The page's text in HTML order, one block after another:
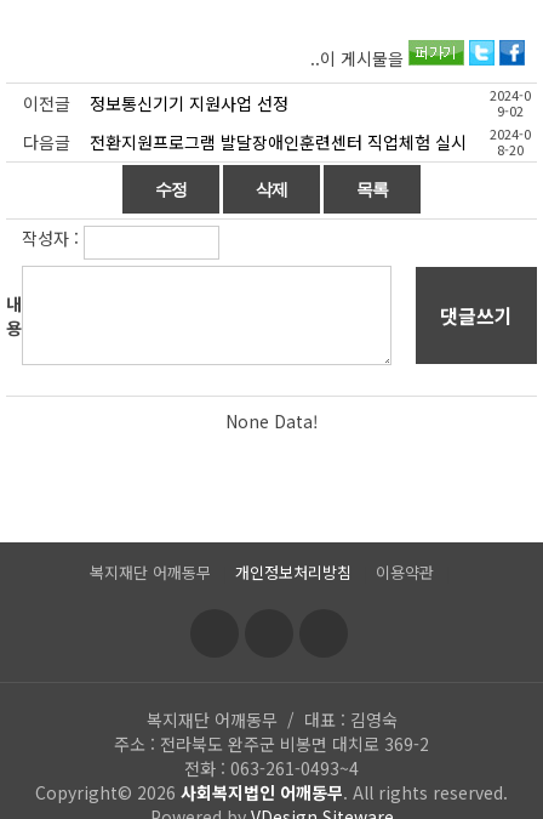
..이 게시물을
이전글
정보통신기기 지원사업 선정
2024-0
9-02
다음글 전환지원프로그램 발달장애인훈련센터 직업체험 실시
2024-0
8-20
작성자 :
내
용
댓글쓰기
None Data!
복지재단 어깨동무 개인정보처리방침 이용약관
복지재단 어깨동무 / 대표 : 김영숙
주소 : 전라북도 완주군 비봉면 대치로 369-2
전화 : 063-261-0493~4
Copyright© 2026 사회복지법인 어깨동무. All rights reserved.